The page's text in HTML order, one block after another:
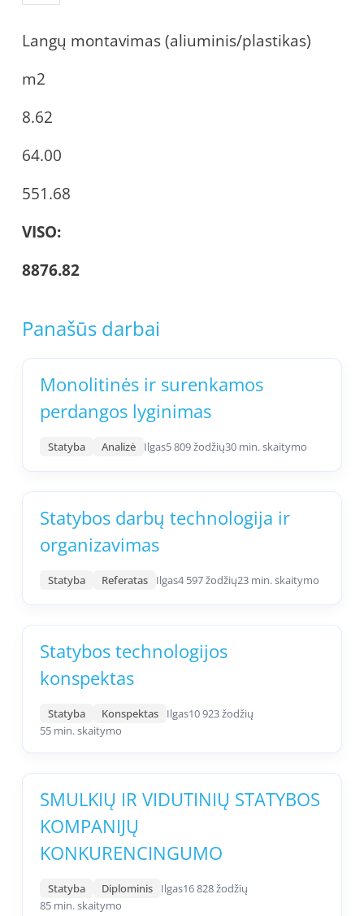
Langų montavimas (aliuminis/plastikas)
m2
8.62
64.00
551.68
VISO:
8876.82
Panašūs darbai
Monolitinės ir surenkamos
perdangos lyginimas
Statyba Analizė Ilgas5 809 žodžių30 min. skaitymo
Statybos darbų technologija ir
organizavimas
Statyba Referatas Ilgas4 597 žodžių23 min. skaitymo
Statybos technologijos
konspektas
Statyba Konspektas Ilgas10 923 žodžių
55 min. skaitymo
SMULKIŲ IR VIDUTINIŲ STATYBOS
KOMPANIJŲ
KONKURENCINGUMO
Statyba Diplominis Ilgas16 828 žodžių
85 min. skaitymo